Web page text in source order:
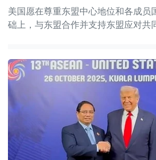
美国愿在尊重东盟中心地位和各成员
础上，与东盟合作并支持东盟应对共